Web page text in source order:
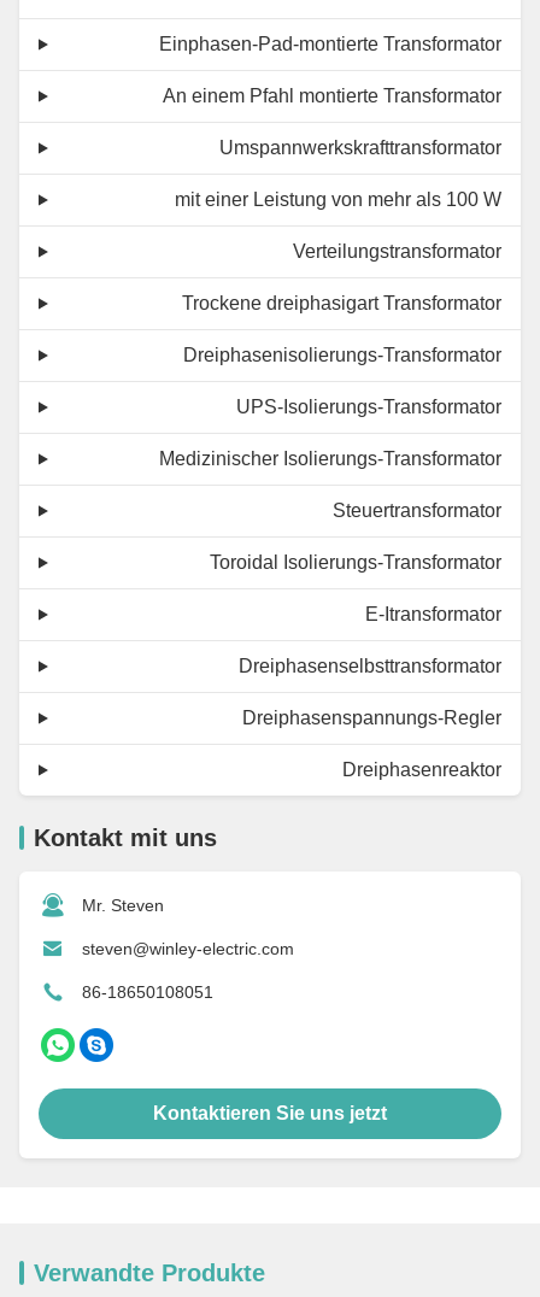
Einphasen-Pad-montierte Transformator
An einem Pfahl montierte Transformator
Umspannwerkskrafttransformator
mit einer Leistung von mehr als 100 W
Verteilungstransformator
Trockene dreiphasigart Transformator
Dreiphasenisolierungs-Transformator
UPS-Isolierungs-Transformator
Medizinischer Isolierungs-Transformator
Steuertransformator
Toroidal Isolierungs-Transformator
E-Itransformator
Dreiphasenselbsttransformator
Dreiphasenspannungs-Regler
Dreiphasenreaktor
Kontakt mit uns
Mr. Steven
steven@winley-electric.com
86-18650108051
Kontaktieren Sie uns jetzt
Verwandte Produkte